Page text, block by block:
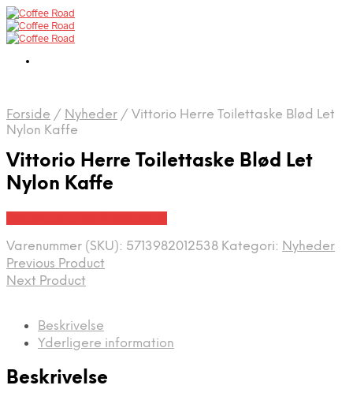
Forside / Nyheder / Vittorio Herre Toilettaske Blød Let
Nylon Kaffe
Vittorio Herre Toilettaske Blød Let
Nylon Kaffe
Varenummer (SKU): 5713982012538 Kategori: Nyheder
Previous Product
Next Product
Beskrivelse
Yderligere information
Beskrivelse